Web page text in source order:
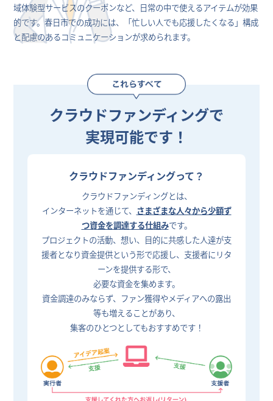
域体験型サービスのクーポンなど、日常の中で使えるアイテムが効果
的です。春日市での成功には、「忙しい人でも応援したくなる」構成
と配慮のあるコミュニケーションが求められます。
クラウドファンディングで
実現可能です！
クラウドファンディングって？
クラウドファンディングとは、
インターネットを通じて、 さまざまな人々から少額ず
つ資金を調達する仕組みです。
プロジェクトの活動、想い、目的に共感した人達が支
援者となり資金提供という形で応援し、支援者にリタ
ーンを提供する形で、
必要な資金を集めます。
資金調達のみならず、ファン獲得やメディアへの露出
等も増えることがあり、
集客のひとつとしてもおすすめです！